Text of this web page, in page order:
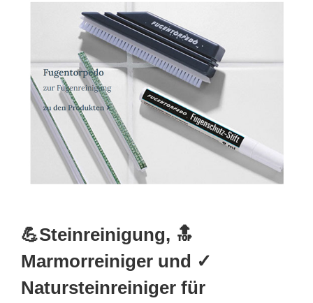
💪Steinreinigung, 🔝
Marmorreiniger und ✓
Natursteinreiniger für